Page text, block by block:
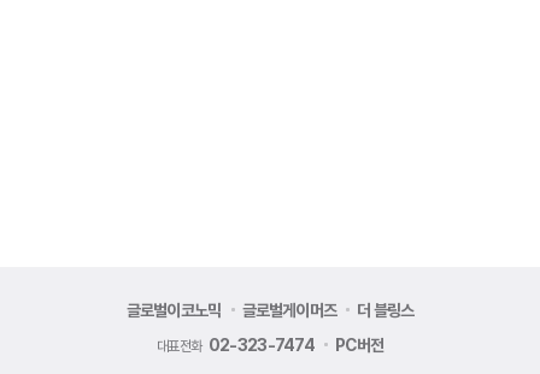
글로벌이코노믹 글로벌게이머즈 더 블링스
대표전화 02-323-7474 PC버전